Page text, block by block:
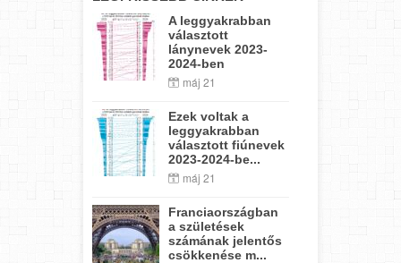
A leggyakrabban
választott
lánynevek 2023-
2024-ben
máj 21
Ezek voltak a
leggyakrabban
választott fiúnevek
2023-2024-be...
máj 21
Franciaországban
a születések
számának jelentős
csökkenése m...